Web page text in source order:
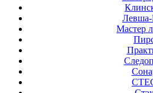
Мастер